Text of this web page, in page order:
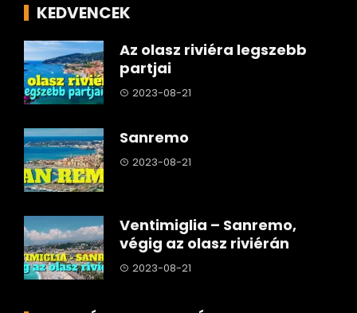
KEDVENCEK
Az olasz riviéra legszebb
partjai
2023-08-21
Sanremo
2023-08-21
Ventimiglia – Sanremo,
végig az olasz riviérán
2023-08-21